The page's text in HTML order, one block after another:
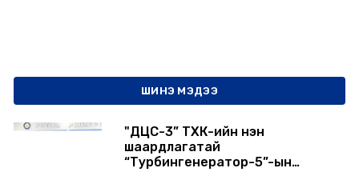
ШИНЭ МЭДЭЭ
"ДЦС-3” ТӨХК-ийн нэн
шаардлагатай
“Турбингенератор-5”-ын